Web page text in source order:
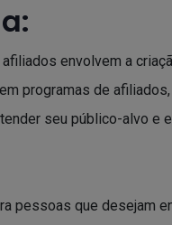
envolvem a
programas de
seu público-alvo e
pessoas que desejam